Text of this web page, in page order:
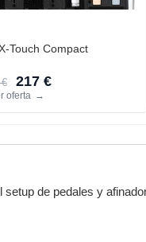
Touch Compact
217 €
oferta →
de pedales y